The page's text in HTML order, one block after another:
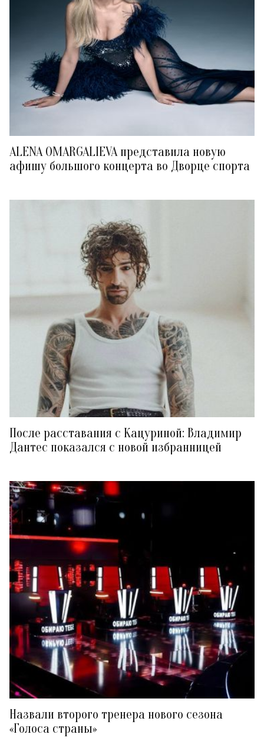
ALENA OMARGALIEVA представила новую
афишу большого концерта во Дворце спорта
После расставания с Кацуриной: Владимир
Дантес показался с новой избранницей
Назвали второго тренера нового сезона
«Голоса страны»